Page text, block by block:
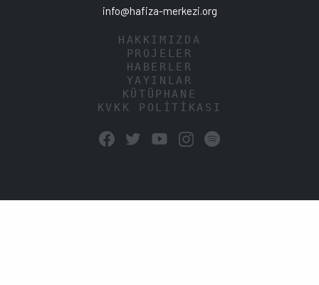
info@hafiza-merkezi.org
HAKKIMIZDA
PROJELER
HABERLER
YAYINLAR
KÜTÜPHANE
KVKK POLİTİKASI